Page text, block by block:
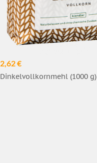
2,62 €
Dinkelvollkornmehl (1000 g)